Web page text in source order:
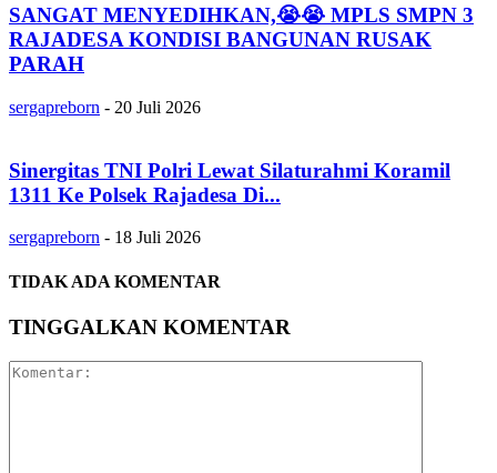
SANGAT MENYEDIHKAN,😭😭 MPLS SMPN 3
RAJADESA KONDISI BANGUNAN RUSAK
PARAH
sergapreborn - 20 Juli 2026
Sinergitas TNI Polri Lewat Silaturahmi Koramil
1311 Ke Polsek Rajadesa Di...
sergapreborn - 18 Juli 2026
TIDAK ADA KOMENTAR
TINGGALKAN KOMENTAR